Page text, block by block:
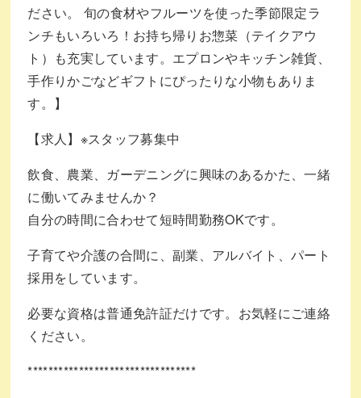
ださい。 旬の食材やフルーツを使った季節限定ラ
ンチもいろいろ！お持ち帰りお惣菜（テイクアウ
ト）も充実しています。エプロンやキッチン雑貨、
手作りかごなどギフトにぴったりな小物もありま
す。】
【求人】※スタッフ募集中
飲食、農業、ガーデニングに興味のあるかた、一緒
に働いてみませんか？
自分の時間に合わせて短時間勤務OKです。
子育てや介護の合間に、副業、アルバイト、パート
採用をしています。
必要な資格は普通免許証だけです。お気軽にご連絡
ください。
*********************************